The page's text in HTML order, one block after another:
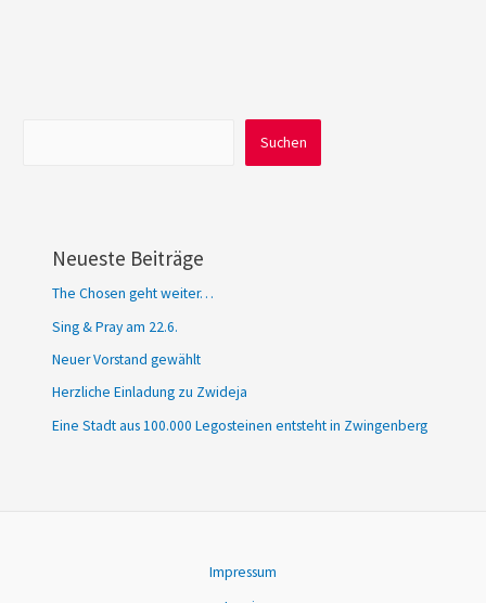
Suchen
Neueste Beiträge
The Chosen geht weiter…
Sing & Pray am 22.6.
Neuer Vorstand gewählt
Herzliche Einladung zu Zwideja
Eine Stadt aus 100.000 Legosteinen entsteht in Zwingenberg
Impressum